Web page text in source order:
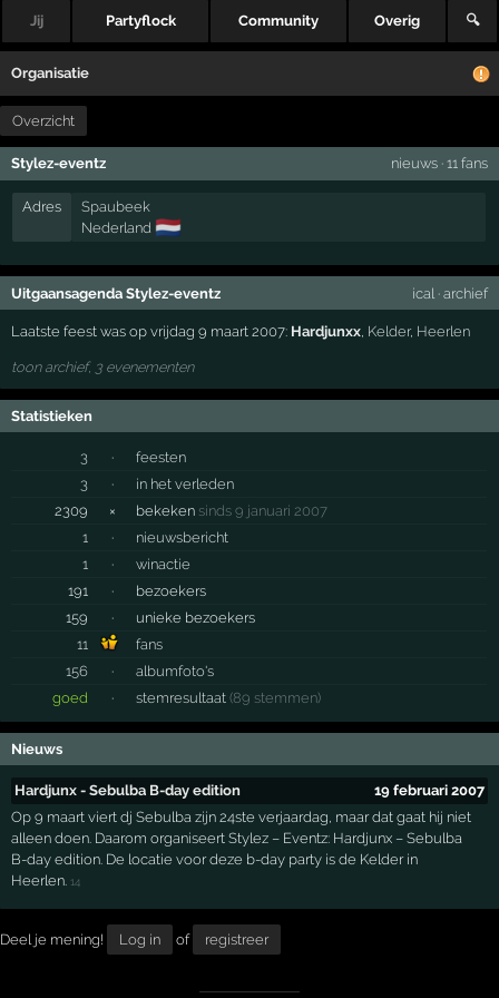
Jij Partyflock Community Overig 🔍
Organisatie
Overzicht
Stylez-eventz nieuws· 11 fans
Adres
Spaubeek
Nederland 🇳🇱
Uitgaansagenda Stylez-eventz ical · archief
Laatste feest was op vrijdag 9 maart 2007: Hardjunxx Kelder, Heerlen
toon archief, 3 evenementen
Statistieken
3 ·
feesten
3
·
in het verleden
2309
× bekeken sinds 9 januari 2007
1
·
nieuwsbericht
1
·
winactie
191
·
bezoekers
159
·
unieke bezoekers
11
fans
156
·
albumfoto's
goed
· stemresultaat (89 stemmen)
Nieuws
Hardjunx - Sebulba B-day edition
19 februari 2007
Op 9 maart viert dj Sebulba zijn 24ste verjaardag, maar dat gaat hij niet
alleen doen. Daarom organiseert Stylez – Eventz: Hardjunx – Sebulba
B-day edition. De locatie voor deze b-day party is de Kelder in
Heerlen.14
Deel je mening! Log in of registreer